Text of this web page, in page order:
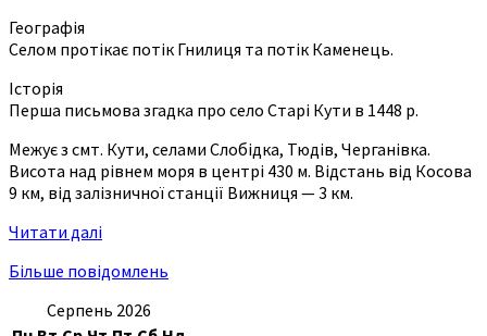
Географія
Селом протікає потік Гнилиця та потік Каменець.
Історія
Перша письмова згадка про село Старі Кути в 1448 р.
Межує з смт. Кути, селами Слобідка, Тюдів, Черганівка.
Висота над рівнем моря в центрі 430 м. Відстань від Косова
9 км, від залізничної станції Вижниця — 3 км.
Читати далі
Більше повідомлень
Серпень 2026